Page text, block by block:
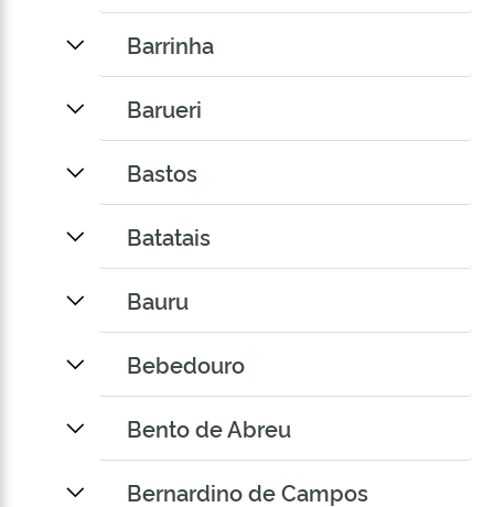
Barrinha
Barueri
Bastos
Batatais
Bauru
Bebedouro
Bento de Abreu
Bernardino de Campos